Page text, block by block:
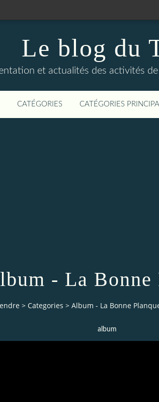
Le blog du
et actualités des activités
CATÉGORIES CATÉGORIES
- La Bonne
> Categories > Album - La Bonne
album